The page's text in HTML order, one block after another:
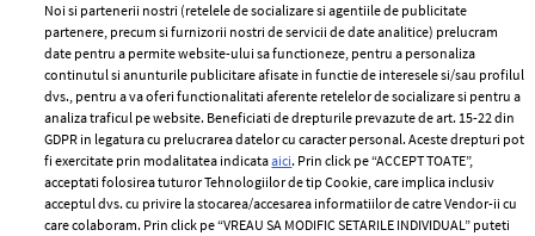
ELLE Style Awards
2024
Despre ELLE
Romania
Contact
Abonamente
Termeni si conditii
Politica de
confidențialitate
Politica de cookies
Publicitate
Noi si partenerii nostri (retelele de socializare si agentiile de publicitate
partenere, precum si furnizorii nostri de servicii de date analitice) prelucram
date pentru a permite website-ului sa functioneze, pentru a personaliza
continutul si anunturile publicitare afisate in functie de interesele si/sau profilul
dvs., pentru a va oferi functionalitati aferente retelelor de socializare si pentru a
analiza traficul pe website. Beneficiati de drepturile prevazute de art. 15-22 din
GDPR in legatura cu prelucrarea datelor cu caracter personal. Aceste drepturi pot
fi exercitate prin modalitatea indicataaici. Prin click pe “ACCEPT TOATE”,
acceptati folosirea tuturor Tehnologiilor de tip Cookie, care implica inclusiv
acceptul dvs. cu privire la stocarea/accesarea informatiilor de catre Vendor-ii cu
care colaboram. Prin click pe “VREAU SA MODIFIC SETARILE INDIVIDUAL” puteti